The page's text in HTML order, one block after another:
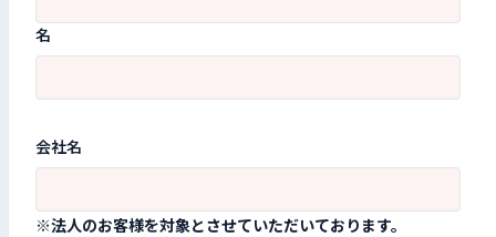
名
会社名
※法人のお客様を対象とさせていただいております。